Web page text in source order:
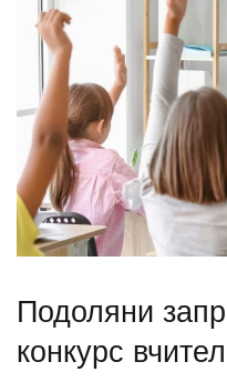
Подоляни
конкурс